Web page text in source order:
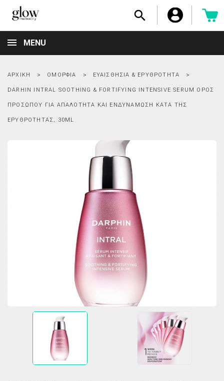

MENU
ΑΡΧΙΚΉ ΟΜΟΡΦΙΆ ΕΥΑΙΣΘΗΣΊΑ & ΕΡΥΘΡΌΤΗΤΑ
DARHIN INTRAL SOOTHING & FORTIFYING INTENSIVE SERUM ΟΡΌΣ
ΠΡΟΣΏΠΟΥ ΓΙΑ ΑΠΑΛΌΤΗΤΑ ΚΑΙ ΕΝΔΥΝΆΜΩΣΗ ΚΑΤΆ ΤΗΣ
ΕΡΥΘΡΌΤΗΤΑΣ, 30ML